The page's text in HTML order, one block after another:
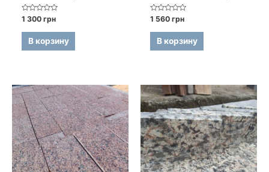
Оценка
0
из
1 300грн
В корзину
Оценка
0
из
1 560грн
В корзину